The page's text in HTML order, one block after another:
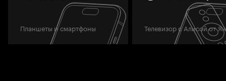
Планшеты и смартфоны Телевизор с Алисой от